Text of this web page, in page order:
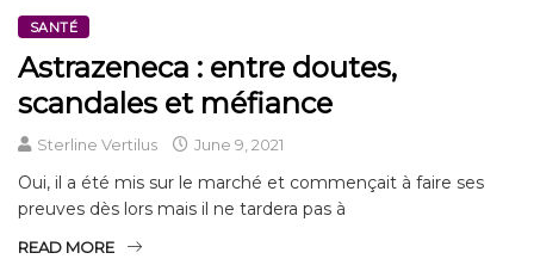
SANTÉ
Astrazeneca : entre doutes,
scandales et méfiance
Sterline Vertilus June 9, 2021
Oui, il a été mis sur le marché et commençait à faire ses
preuves dès lors mais il ne tardera pas à
READ MORE